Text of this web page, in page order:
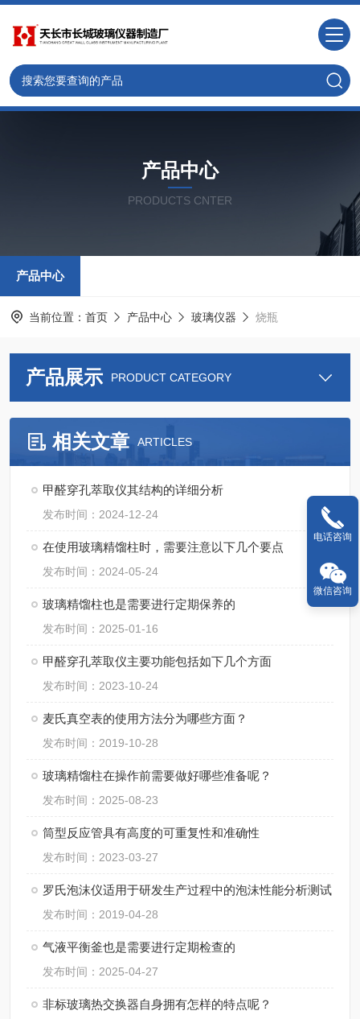
产品中心
PRODUCTS CNTER
产品中心
当前位置： 首页 产品中心 玻璃仪器 烧瓶
产品展示 PRODUCT CATEGORY
相关文章 ARTICLES
甲醛穿孔萃取仪其结构的详细分析
发布时间：2024-12-24
在使用玻璃精馏柱时，需要注意以下几个要点
发布时间：2024-05-24
玻璃精馏柱也是需要进行定期保养的
发布时间：2025-01-16
甲醛穿孔萃取仪主要功能包括如下几个方面
发布时间：2023-10-24
麦氏真空表的使用方法分为哪些方面？
发布时间：2019-10-28
玻璃精馏柱在操作前需要做好哪些准备呢？
发布时间：2025-08-23
筒型反应管具有高度的可重复性和准确性
发布时间：2023-03-27
罗氏泡沫仪适用于研发生产过程中的泡沫性能分析测试
发布时间：2019-04-28
气液平衡釜也是需要进行定期检查的
发布时间：2025-04-27
非标玻璃热交换器自身拥有怎样的特点呢？
电话咨询
微信咨询